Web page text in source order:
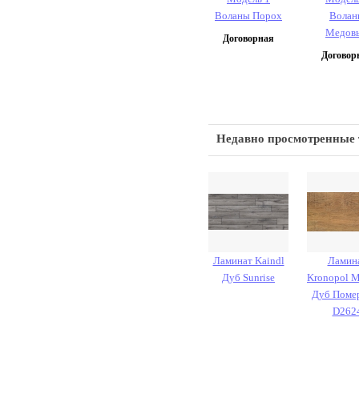
Воланы Порох
Договорная
Недавно просмотренные
Ламинат Kaindl
Дуб Sunrise
Kronopol
Дуб